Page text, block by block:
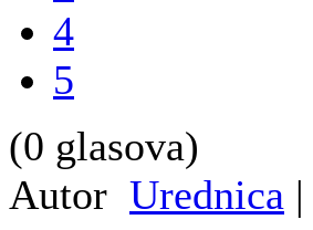
4
5
(0 glasova)
Autor Urednica |